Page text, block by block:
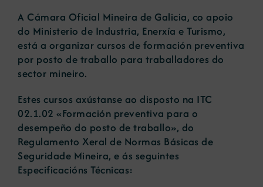
Noticias
Portal de empleo
Contacto
A Cámara Oficial Mineira de Galicia, co apoio
do Ministerio de Industria, Enerxía e Turismo,
está a organizar cursos de formación preventiva
por posto de traballo para traballadores do
sector mineiro.
Estes cursos axústanse ao disposto na ITC
02.1.02 «Formación preventiva para o
desempeño do posto de traballo», do
Regulamento Xeral de Normas Básicas de
Seguridade Mineira, e ás seguintes
Especificacións Técnicas: